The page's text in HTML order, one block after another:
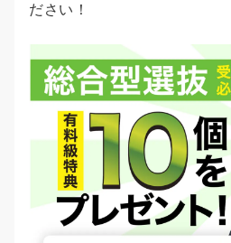
ださい！